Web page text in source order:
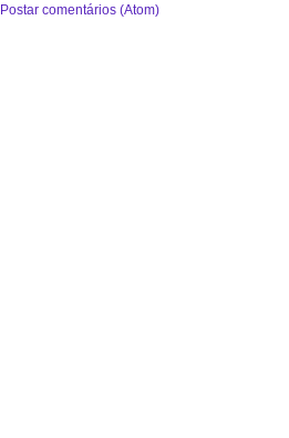
Postar comentários (Atom)